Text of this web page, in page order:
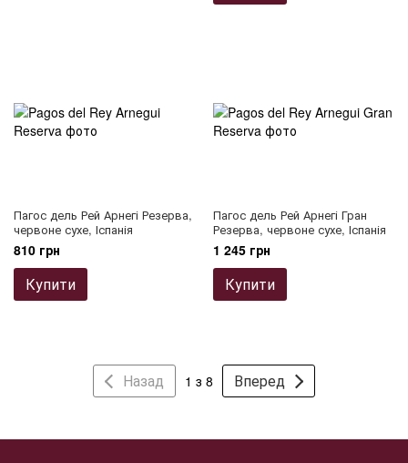
Пагос дель Рей Арнегі Резерва,
червоне сухе, Іспанія
810 грн
Купити
Пагос дель Рей Арнегі Гран
Резерва, червоне сухе, Іспанія
1 245 грн
Купити
Назад 1 з 8 Вперед